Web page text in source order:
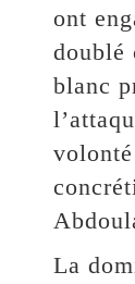
ont
doublé
blanc
La